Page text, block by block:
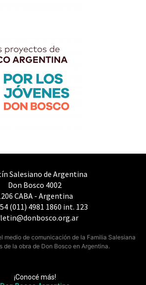
Salesiano de Argentina
Don Bosco 4002
CABA - Argentina
(011) 4981 1860 int. 123
medio de comunicación de la Familia Salesiana
de la obra de Don Bosco en Argentina.
¡Conocé más!